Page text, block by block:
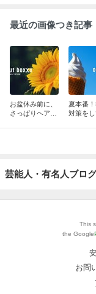
最近の画像つき記事
お盆休み前に、
さっぱりヘアカ
夏本番
対策をし
芸能人・有名人ブロ
This
the Google
お問